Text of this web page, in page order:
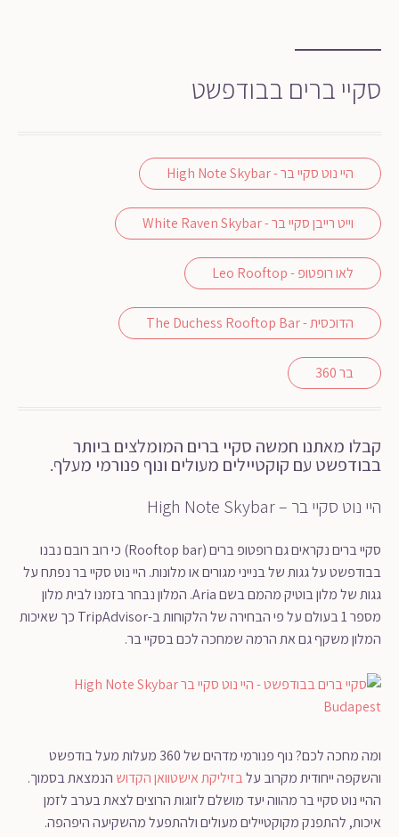
סקיי ברים בבודפשט
היי נוט סקיי בר - High Note Skybar
וייט רייבן סקיי בר - White Raven Skybar
לאו רופטופ - Leo Rooftop
הדוכסית - The Duchess Rooftop Bar
בר 360
קבלו מאתנו חמשה סקיי ברים המומלצים ביותר
בבודפשט עם קוקטיילים מעולים ונוף פנורמי מעלף.
היי נוט סקיי בר – High Note Skybar
סקיי ברים נקראים גם רופטופ ברים (Rooftop bar) כי רוב רובם נבנו
בבודפשט על גגות של בנייני מגורים או מלונות. היי נוט סקיי בר נפתח על
גגות של מלון בוטיק מהמם בשם Aria. המלון נבחר בזמנו לבית מלון
מספר 1 בעולם על פי הבחירה של הלקוחות ב-TripAdvisor כך שאיכות
המלון משקף גם את הרמה שמחכה לכם בסקיי בר.
ומה מחכה לכם? נוף פנורמי מדהים של 360 מעלות מעל בודפשט
והשקפה ייחודית מקרוב עלבזיליקת אישטוואן הקדוש הנמצאת בסמוך.
ההיי נוט סקיי בר מהווה יעד מושלם לזוגות הרוצים לצאת בערב לזמן
איכות, להתפנק מקוקטיילים מעולים ולהתפעל מהשקיעה היפהפה.